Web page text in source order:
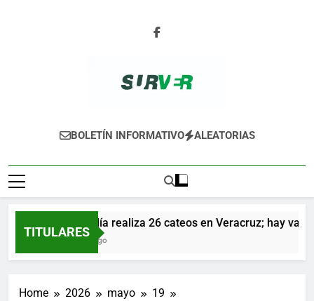
SURVER
BOLETÍN INFORMATIVO ALEATORIAS
TITULARES
Fiscalía realiza 26 cateos en Veracruz; hay varios
1 Día Ago
Home 2026 mayo
19